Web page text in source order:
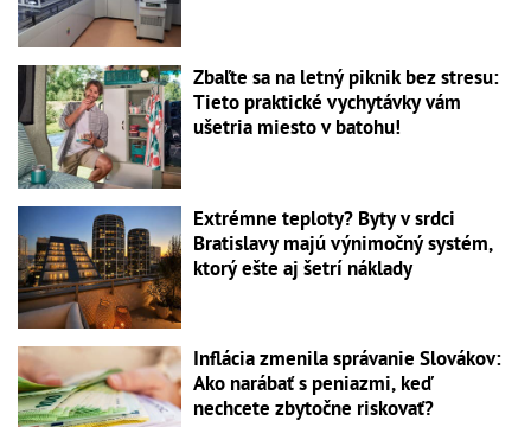
Zbaľte sa na letný piknik bez stresu:
Tieto praktické vychytávky vám
ušetria miesto v batohu!
Extrémne teploty? Byty v srdci
Bratislavy majú výnimočný systém,
ktorý ešte aj šetrí náklady
Inflácia zmenila správanie Slovákov:
Ako narábať s peniazmi, keď
nechcete zbytočne riskovať?